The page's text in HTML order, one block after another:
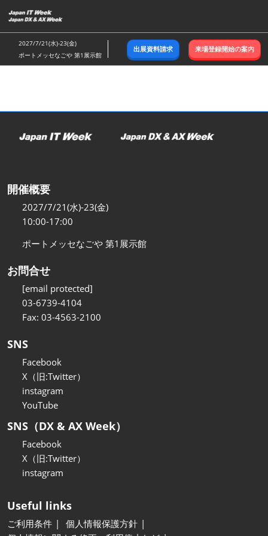
キ
ッ
し
む
2027/7/21(水)-23(金)
ポートメッセなごや 第1展示館
出展資料請求 来場登録開始の案内
開催概要
2027/7/21(水)-23(金)
10:00-17:00
ポートメッセなごや 第1展示館
お問合せ
[email protected]
03-6739-4104
Fax: 03-4563-2100
SNS
Facebook
X（旧:Twitter）
instagram
YouTube
SNS（DX & AX Week）
Facebook
X（旧:Twitter）
instagram
Useful links
ご利用条件
個人情報保護方針